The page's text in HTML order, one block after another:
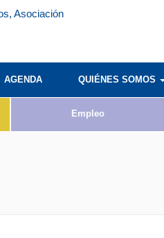
AGENDA QUIÉNES SOMOS
Empleo